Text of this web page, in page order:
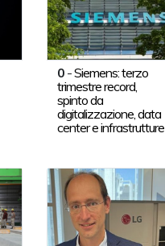
0-Siemens: terzo
trimestre record,
spinto da
digitalizzazione, data
center e infrastrutture